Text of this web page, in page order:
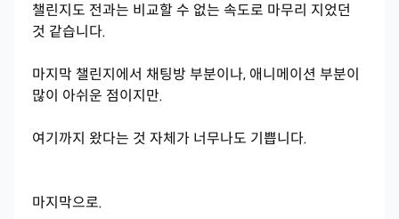
챌린지도 전과는 비교할 수 없는 속도로 마무리 지었던
것 같습니다.
마지막 챌린지에서 채팅방 부분이나, 애니메이션 부분이
많이 아쉬운 점이지만.
여기까지 왔다는 것 자체가 너무나도 기쁩니다.
마지막으로.